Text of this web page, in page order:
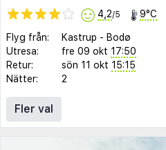
4,2/5 9°C
Flyg från: Kastrup - Bodø
Utresa:
fre 09 okt 17:50
Retur:
sön 11 okt 15:15
Nätter:
2
Fler val